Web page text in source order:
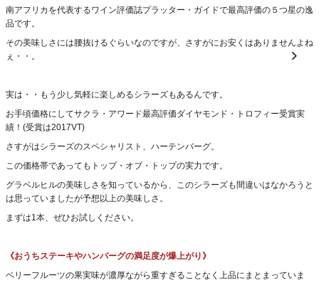
南アフリカを代表するワイン評価誌プラッター・ガイドで最高評価の５つ星の逸
品です。
その美味しさには腰抜けるぐらいなのですが、さすがにお安くはありませんよね
ぇ・・。
実は・・もう少し気軽に楽しめるシラーズもあるんです。
お手頃価格にしてサクラ・アワード最高評価ダイヤモンド・トロフィー受賞実
績！(受賞は2017VT)
さすがはシラーズのスペシャリスト、ハーテンバーグ。
この価格帯であってもトップ・オブ・トップの実力です。
グラベルヒルの美味しさを知っているから、このシラーズも間違いはなかろうと
は思っていましたが予想以上の美味しさ。
まずは1本、ぜひお試しください。
《おうちステーキやハンバーグの満足度が爆上がり》
ベリーフルーツの果実味が濃厚ながら重すぎることなく上品にまとまっていま